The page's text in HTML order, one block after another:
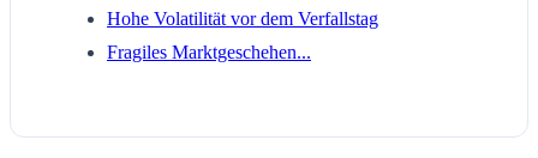
Hohe Volatilität vor dem Verfallstag
Fragiles Marktgeschehen...